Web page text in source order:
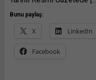
Bunu paylaş:
X LinkedIn
Facebook